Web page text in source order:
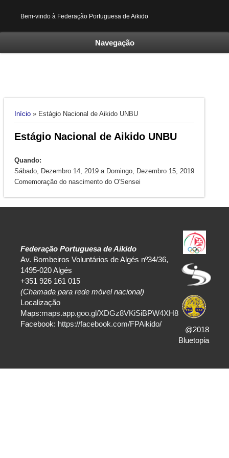
Bem-vindo à Federação Portuguesa de Aikido
Navegação
Está aqui
Início» Estágio Nacional de Aikido UNBU
Estágio Nacional de Aikido UNBU
Quando:
Sábado, Dezembro 14, 2019a Domingo, Dezembro 15, 2019
Comemoração do nascimento do O'Sensei
Federação Portuguesa de Aikido
Av. Bombeiros Voluntários de Algés nº34/36,
1495-020 Algés
+351 926 161 015
(Chamada para rede móvel nacional)
Localização
Maps:maps.app.goo.gl/XDGz8VKiSiBPW4XH8
Facebook: https://facebook.com/FPAikido/
@2018
Bluetopia